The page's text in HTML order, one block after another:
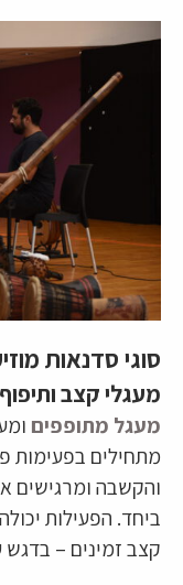
סוגי סדנאות
מעגלי קצב ותיפוף
מעגל מתופפים
מתחילים בפעימות
והקשבה ומרגישים
ביחד. הפעילות
קצב זמינים – בדגש